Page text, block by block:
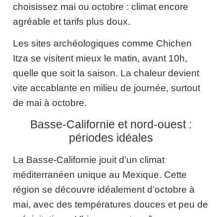
choisissez mai ou octobre : climat encore
agréable et tarifs plus doux.
Les sites archéologiques comme Chichen
Itza se visitent mieux le matin, avant 10h,
quelle que soit la saison. La chaleur devient
vite accablante en milieu de journée, surtout
de mai à octobre.
Basse-Californie et nord-ouest :
périodes idéales
La Basse-Californie jouit d’un climat
méditerranéen unique au Mexique. Cette
région se découvre idéalement d’octobre à
mai, avec des températures douces et peu de